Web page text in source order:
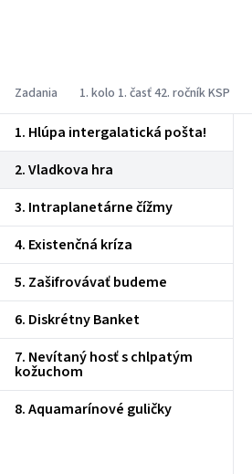
Zadania 1. kolo 1. časť 42. ročník KSP
1. Hlúpa intergalatická pošta!
2. Vladkova hra
3. Intraplanetárne čížmy
4. Existenčná kríza
5. Zašifrovávať budeme
6. Diskrétny Banket
7. Nevítaný hosť s chlpatým
kožuchom
8. Aquamarínové guličky